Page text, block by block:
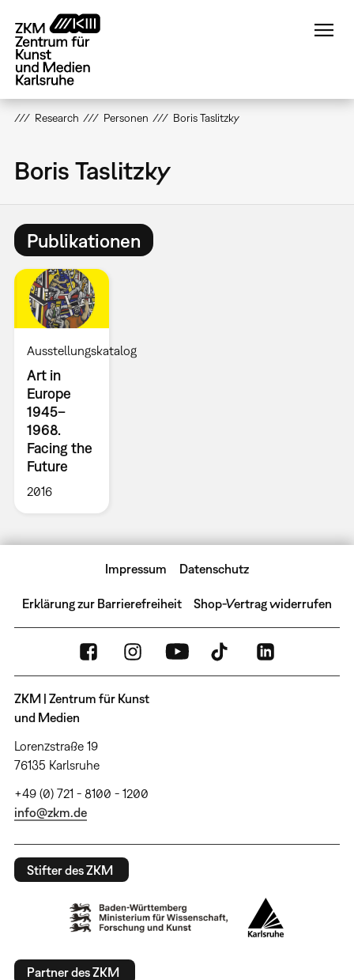
zum
Inhalt
Research Personen Boris Taslitzky
Boris Taslitzky
Publikationen
Ausstellungskatalog
Art in
Europe
1945–
1968.
Facing the
Future
2016
Impressum Datenschutz
Erklärung zur Barrierefreiheit Shop-Vertrag widerrufen
ZKM | Zentrum für Kunst
und Medien
Lorenzstraße 19
76135 Karlsruhe
+49 (0) 721 - 8100 - 1200
info@zkm.de
Stifter des ZKM
Partner des ZKM